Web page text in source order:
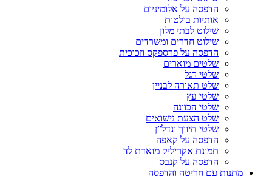
הדפסה על אלומיניום
אותיות בולטות
שילוט לבתי מלון
שילוט חדרים ומשרדים
הדפסה על פרספקס וזכוכית
שלטים מוארים
שלטי דגל
שלט תאורה לבניין
שלטי עץ
שלטי הכוונה
שלט הצעת נישואים
שלטי תיווך ונדל”ן
הדפסה על קאפה
תמונת אקריליק מוארת לד
הדפסה על קנבס
מתנות עם חריטה והדפסה